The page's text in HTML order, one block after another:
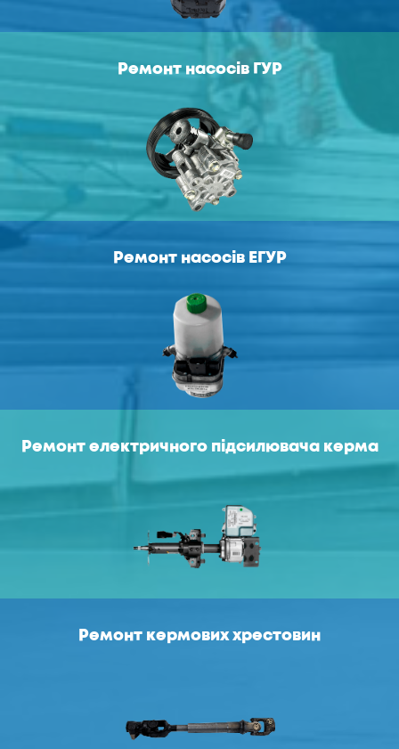
Ремонт насосів ГУР
Ремонт насосів ЕГУР
Ремонт електричного підсилювача керма
Ремонт кермових хрестовин